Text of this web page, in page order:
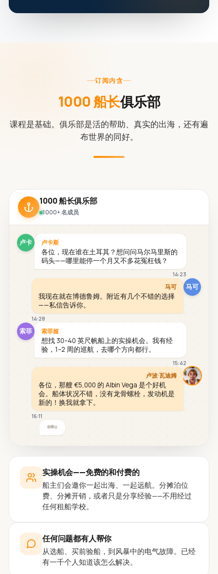
订阅内含
1000 船长俱乐部
课程是基础。俱乐部是活的帮助、真实的出海，还有遍
布世界的同好。
1000 船长俱乐部
1000+ 名成员
卢卡 卢卡斯
各位，现在谁在土耳其？想问问马尔马里斯的
码头——哪里能停一个月又不多花冤枉钱？
14:23
马可
马可
我现在就在博德鲁姆。附近有几个不错的选择
——私信告诉你。
14:28
索菲 索菲娅
想找 30–40 英尺帆船上的实操机会。我有经
验，1–2 周的巡航，去哪个方向都行。
15:42
卢波·瓦迪姆
各位，那艘 €5,000 的 Albin Vega 是个好机
会。船体状况不错，没有龙骨螺栓，发动机是
新的！换我就拿下。
16:11
实操机会——免费的和付费的
船主们会邀你一起出海、一起远航。分摊泊位
费、分摊开销，或者只是分享经验——不用经过
任何租船学校。
任何问题都有人帮你
从选船、买前验船，到风暴中的电气故障。已经
有一千个人知道该怎么解决。